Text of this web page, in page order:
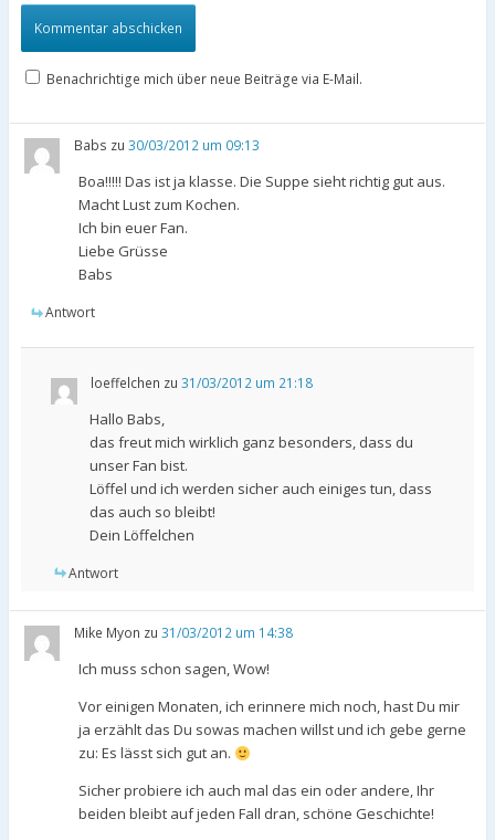
Benachrichtige mich über neue Beiträge via E-Mail.
Babs zu30/03/2012 um 09:13
Boa!!!!! Das ist ja klasse. Die Suppe sieht richtig gut aus.
Macht Lust zum Kochen.
Ich bin euer Fan.
Liebe Grüsse
Babs
Antwort
loeffelchen zu 31/03/2012 um 21:18
Hallo Babs,
das freut mich wirklich ganz besonders, dass du
unser Fan bist.
Löffel und ich werden sicher auch einiges tun, dass
das auch so bleibt!
Dein Löffelchen
Antwort
Mike Myon zu31/03/2012 um 14:38
Ich muss schon sagen, Wow!
Vor einigen Monaten, ich erinnere mich noch, hast Du mir
ja erzählt das Du sowas machen willst und ich gebe gerne
zu: Es lässt sich gut an.
Sicher probiere ich auch mal das ein oder andere, Ihr
beiden bleibt auf jeden Fall dran, schöne Geschichte!